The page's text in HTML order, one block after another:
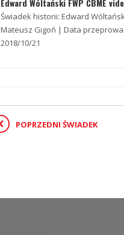
Edward Wóltański FWP CBME
Świadek historii: Edward
Mateusz Gigoń | Data
2018/10/21
POPRZEDNI ŚWIADEK